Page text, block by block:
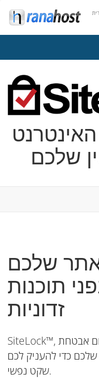
שלכם
שלכם
תוכנות
זדוניות
SiteLock™, המובילה העולמית בתחום אבטחת
כדי להעניק לכם
שקט נפשי.